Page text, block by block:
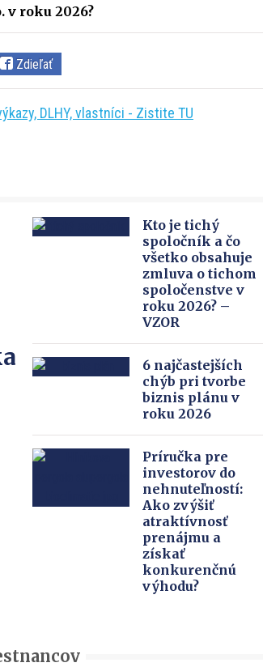
v roku 2026?
Zdieľať
DLHY, vlastníci - Zistite TU
Kto je tichý
spoločník a čo
všetko obsahuje
zmluva o tichom
spoločenstve v
roku 2026? –
VZOR
6 najčastejších
chýb pri tvorbe
biznis plánu v
roku 2026
Príručka pre
investorov do
nehnuteľností:
Ako zvýšiť
atraktívnosť
prenájmu a
získať
konkurenčnú
výhodu?